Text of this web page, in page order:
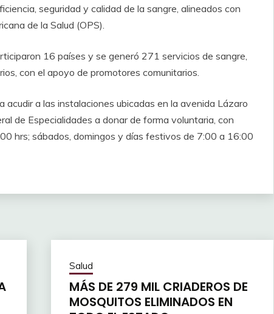
seguridad y calidad de la sangre, alineados con
de la Salud (OPS).
16 países y se generó 271 servicios de sangre,
con el apoyo de promotores comunitarios.
acudir a las instalaciones ubicadas en la avenida Lázaro
de Especialidades a donar de forma voluntaria, con
hrs; sábados, domingos y días festivos de 7:00 a 16:00
Salud
MÁS DE 279 MIL CRIADEROS DE
MOSQUITOS ELIMINADOS EN